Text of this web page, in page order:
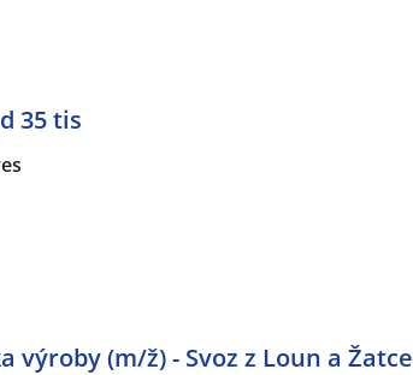
35 tis
výroby (m/ž) - Svoz z Loun a Žatce